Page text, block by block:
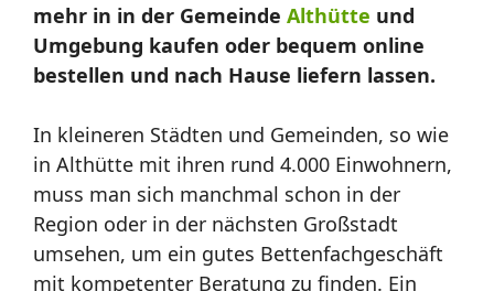
mehr in in der Gemeinde Althütte und
Umgebung kaufen oder bequem online
bestellen und nach Hause liefern lassen.
In kleineren Städten und Gemeinden, so wie
in Althütte mit ihren rund 4.000 Einwohnern,
muss man sich manchmal schon in der
Region oder in der nächsten Großstadt
umsehen, um ein gutes Bettenfachgeschäft
mit kompetenter Beratung zu finden. Ein